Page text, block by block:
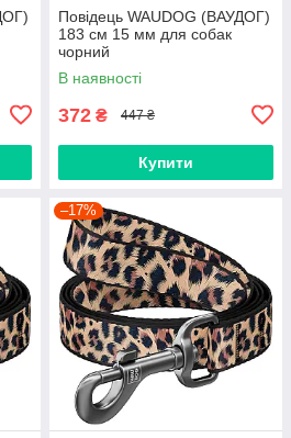
Повідець WAUDOG (ВАУДОГ)
183 см 15 мм для собак
чорний
В наявності
372 ₴ 447 ₴
Купити
–17%